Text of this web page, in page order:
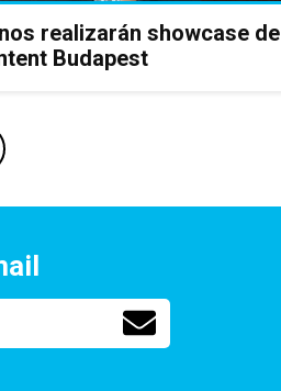
realizarán showcase de
Budapest